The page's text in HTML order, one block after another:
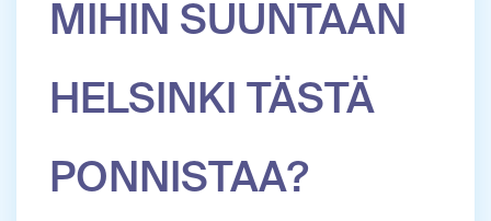
MIHIN SUUNTAAN
HELSINKI TÄSTÄ
PONNISTAA?